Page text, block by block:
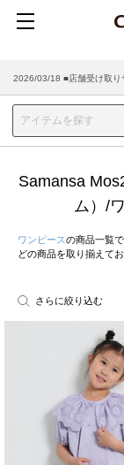
2026/03/18 ■店舗受け取り
Samansa
ム）/
ワンピースの商品一覧
どの商品を取り揃えてお
さらに絞り込む